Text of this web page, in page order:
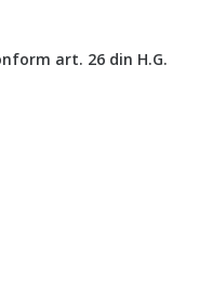
art. 26 din H.G.